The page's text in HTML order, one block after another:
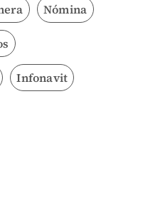
Nómina
Infonavit